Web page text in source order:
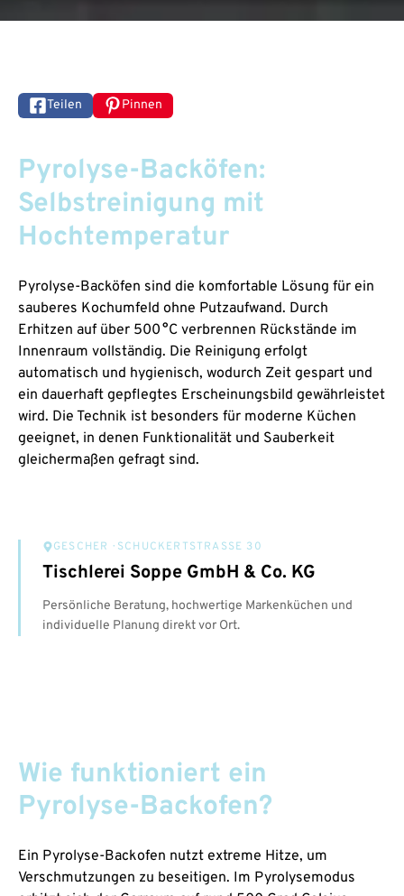
Teilen Pinnen
Pyrolyse-Backöfen:
Selbstreinigung mit
Hochtemperatur
Pyrolyse-Backöfen sind die komfortable Lösung für ein
sauberes Kochumfeld ohne Putzaufwand. Durch
Erhitzen auf über 500 °C verbrennen Rückstände im
Innenraum vollständig. Die Reinigung erfolgt
automatisch und hygienisch, wodurch Zeit gespart und
ein dauerhaft gepflegtes Erscheinungsbild gewährleistet
wird. Die Technik ist besonders für moderne Küchen
geeignet, in denen Funktionalität und Sauberkeit
gleichermaßen gefragt sind.
GESCHER · SCHUCKERTSTRASSE 30
Tischlerei Soppe GmbH & Co. KG
Persönliche Beratung, hochwertige Markenküchen und
individuelle Planung direkt vor Ort.
Wie funktioniert ein
Pyrolyse-Backofen?
Ein Pyrolyse-Backofen nutzt extreme Hitze, um
Verschmutzungen zu beseitigen. Im Pyrolysemodus